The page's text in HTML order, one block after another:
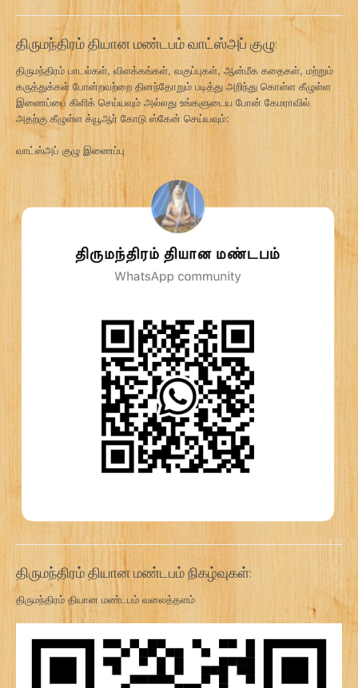
திருமந்திரம் தியான மண்டபம் வாட்ஸ்அப் குழு:
திருமந்திரம் பாடல்கள், விளக்கங்கள், வகுப்புகள், ஆன்மீக கதைகள், மற்றும்
கருத்துக்கள் போன்றவற்றை தினந்தோறும் படித்து அறிந்து கொள்ள கீழுள்ள
இணைப்பை கிளிக் செய்யவும் அல்லது உங்களுடைய போன் கேமராவில்
அதற்கு கீழுள்ள க்யூஆர் கோடு ஸ்கேன் செய்யவும்:
வாட்ஸ்அப் குழு இணைப்பு
திருமந்திரம் தியான மண்டபம் நிகழ்வுகள்:
திருமந்திரம் தியான மண்டபம் வலைத்தளம்